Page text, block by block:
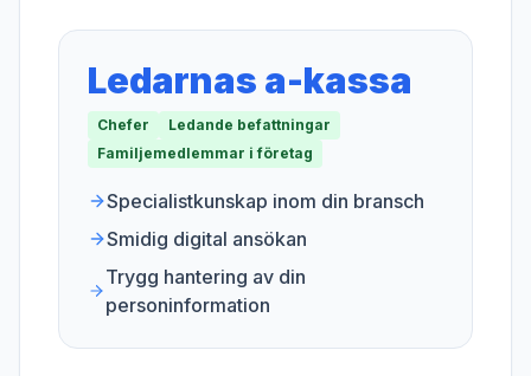
Ledarnas a-kassa
Chefer
Ledande befattningar
Familjemedlemmar i företag
Specialistkunskap inom din bransch
Smidig digital ansökan
Trygg hantering av din
personinformation